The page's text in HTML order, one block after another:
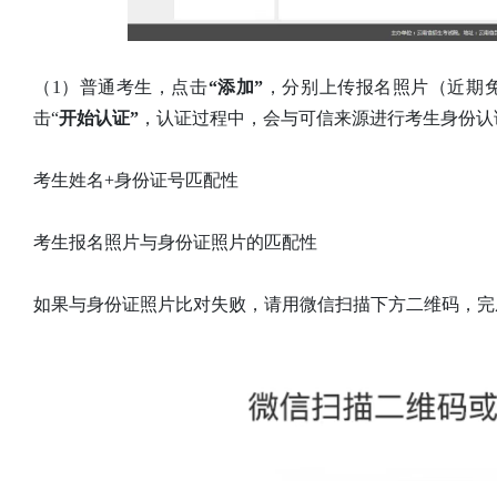
（1）普通考生，点击“添加” ，分别上传报名照片（近
击“开始认证” ，认证过程中，会与可信来源进行考生身份
考生姓名+身份证号匹配性
考生报名照片与身份证照片的匹配性
如果与身份证照片比对失败，请用微信扫描下方二维码，